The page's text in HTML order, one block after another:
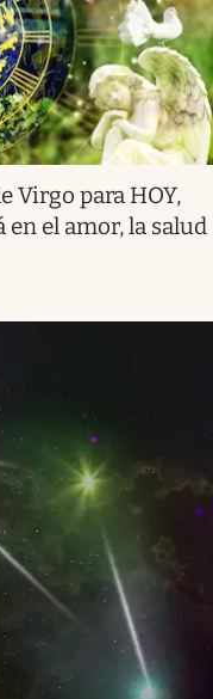
Virgo para HOY,
en el amor, la salud